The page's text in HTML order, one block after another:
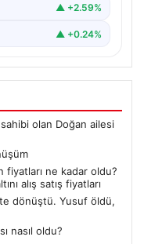
▲ +2.59%
▲ +0.24%
olan Doğan ailesi
fiyatları ne kadar oldu?
alış satış fiyatları
dönüştü. Yusuf öldü,
nasıl oldu?